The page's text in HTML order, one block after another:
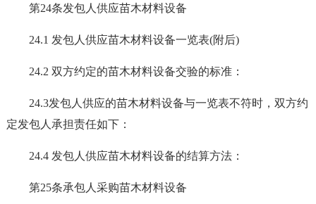
第24条发包人供应苗木材料设备
24.1 发包人供应苗木材料设备一览表(附后)
24.2 双方约定的苗木材料设备交验的标准：
24.3发包人供应的苗木材料设备与一览表不符时，双方约
定发包人承担责任如下：
24.4 发包人供应苗木材料设备的结算方法：
第25条承包人采购苗木材料设备